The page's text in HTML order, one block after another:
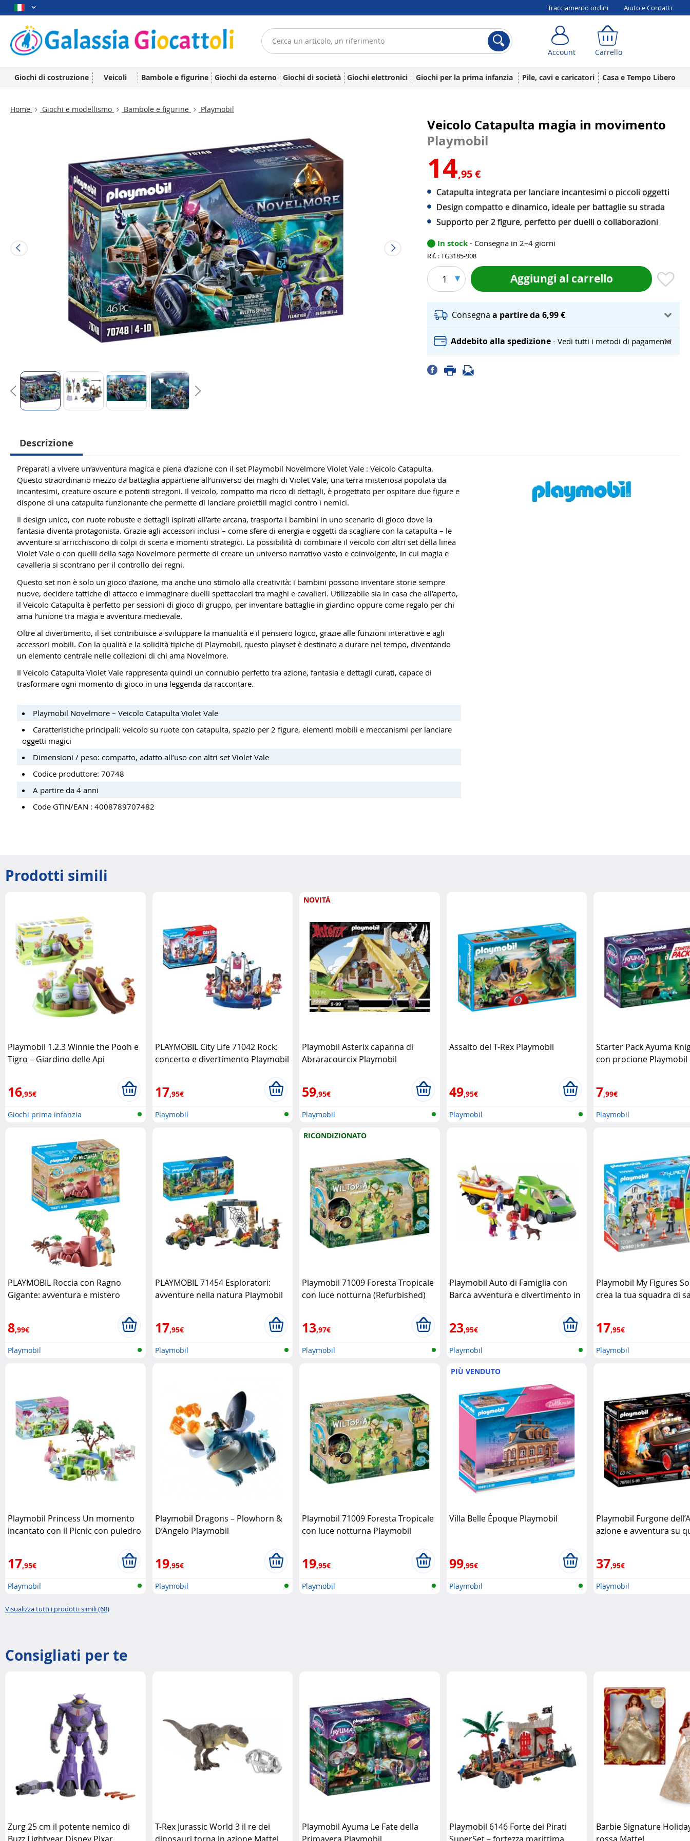
Tracciamento ordini Aiuto e Contatti
Account Carrello
Giochi di costruzione Veicoli Bambole e figurine Giochi da esterno Giochi di società Giochi elettronici Giochi per la prima infanzia Pile, cavi e caricatori Casa e Tempo Libero
Home Giochi e modellismo Bambole e figurine Playmobil
Veicolo Catapulta magia in movimento
Playmobil
14,95 €
Catapulta integrata per lanciare incantesimi o piccoli oggetti
Design compatto e dinamico, ideale per battaglie su strada
Supporto per 2 figure, perfetto per duelli o collaborazioni
In stock - Consegna in 2–4 giorni
Rif. : TG3185-908
1 Aggiungi al carrello
Consegnaa partire da 6,99 €
Addebito alla spedizione- Vedi tutti i metodi di pagamento
Descrizione
Preparati a vivere un’avventura magica e piena d’azione con il set Playmobil Novelmore Violet Vale : Veicolo Catapulta.
Questo straordinario mezzo da battaglia appartiene all’universo dei maghi di Violet Vale, una terra misteriosa popolata da
incantesimi, creature oscure e potenti stregoni. Il veicolo, compatto ma ricco di dettagli, è progettato per ospitare due figure e
dispone di una catapulta funzionante che permette di lanciare proiettili magici contro i nemici.
Il design unico, con ruote robuste e dettagli ispirati all’arte arcana, trasporta i bambini in uno scenario di gioco dove la
fantasia diventa protagonista. Grazie agli accessori inclusi – come sfere di energia e oggetti da scagliare con la catapulta – le
avventure si arricchiscono di colpi di scena e momenti strategici. La possibilità di combinare il veicolo con altri set della linea
Violet Vale o con quelli della saga Novelmore permette di creare un universo narrativo vasto e coinvolgente, in cui magia e
cavalleria si scontrano per il controllo dei regni.
Questo set non è solo un gioco d’azione, ma anche uno stimolo alla creatività: i bambini possono inventare storie sempre
nuove, decidere tattiche di attacco e immaginare duelli spettacolari tra maghi e cavalieri. Utilizzabile sia in casa che all’aperto,
il Veicolo Catapulta è perfetto per sessioni di gioco di gruppo, per inventare battaglie in giardino oppure come regalo per chi
ama l’unione tra magia e avventura medievale.
Oltre al divertimento, il set contribuisce a sviluppare la manualità e il pensiero logico, grazie alle funzioni interattive e agli
accessori mobili. Con la qualità e la solidità tipiche di Playmobil, questo playset è destinato a durare nel tempo, diventando
un elemento centrale nelle collezioni di chi ama Novelmore.
Il Veicolo Catapulta Violet Vale rappresenta quindi un connubio perfetto tra azione, fantasia e dettagli curati, capace di
trasformare ogni momento di gioco in una leggenda da raccontare.
Playmobil Novelmore – Veicolo Catapulta Violet Vale
Caratteristiche principali: veicolo su ruote con catapulta, spazio per 2 figure, elementi mobili e meccanismi per lanciare
oggetti magici
Dimensioni / peso: compatto, adatto all’uso con altri set Violet Vale
Codice produttore: 70748
A partire da 4 anni
Code GTIN/EAN : 4008789707482
Prodotti simili
Playmobil 1.2.3 Winnie the Pooh e
Tigro – Giardino delle Api
16,95€
Giochi prima infanzia
PLAYMOBIL City Life 71042 Rock:
concerto e divertimento Playmobil
17,95€
Playmobil
NOVITÀ
Playmobil Asterix capanna di
Abraracourcix Playmobil
59,95€
Playmobil
Assalto del T-Rex Playmobil
49,95€
Playmobil
Starter Pack Ayuma
con procione Playmobil
7,99€
Playmobil
PLAYMOBIL Roccia con Ragno
Gigante: avventura e mistero
8,99€
Playmobil
PLAYMOBIL 71454 Esploratori:
avventure nella natura Playmobil
17,95€
Playmobil
RICONDIZIONATO
Playmobil 71009 Foresta Tropicale
con luce notturna (Refurbished)
13,97€
Playmobil
Playmobil Auto di Famiglia con
Barca avventura e divertimento in
23,95€
Playmobil
Playmobil My Figures
crea la tua squadra di
17,95€
Playmobil
Playmobil Princess Un momento
incantato con il Picnic con puledro
17,95€
Playmobil
Playmobil Dragons – Plowhorn &
D’Angelo Playmobil
19,95€
Playmobil
Playmobil 71009 Foresta Tropicale
con luce notturna Playmobil
19,95€
Playmobil
PIÙ VENDUTO
Villa Belle Époque Playmobil
99,95€
Playmobil
Playmobil Furgone
azione e avventura su
37,95€
Playmobil
Visualizza tutti i prodotti simili (68)
Consigliati per te
Zurg 25 cm il potente nemico di
T-Rex Jurassic World 3 il re dei
Playmobil Ayuma Le Fate della
Playmobil 6146 Forte dei Pirati
Barbie Signature
Account Carrello